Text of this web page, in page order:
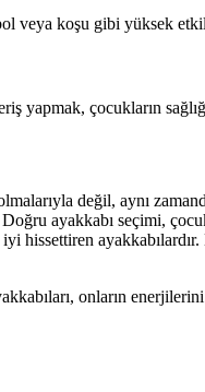
veya koşu gibi yüksek
yapmak, çocukların
değil, aynı
ayakkabı seçimi,
hissettiren
onların